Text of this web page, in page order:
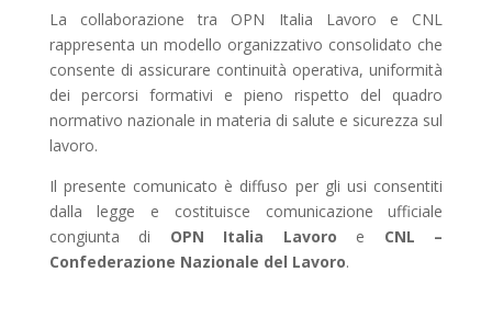
La collaborazione tra OPN Italia Lavoro e CNL
rappresenta un modello organizzativo consolidato che
consente di assicurare continuità operativa, uniformità
dei percorsi formativi e pieno rispetto del quadro
normativo nazionale in materia di salute e sicurezza sul
lavoro.
Il presente comunicato è diffuso per gli usi consentiti
dalla legge e costituisce comunicazione ufficiale
congiunta di OPN Italia Lavoro e CNL –
Confederazione Nazionale del Lavoro.